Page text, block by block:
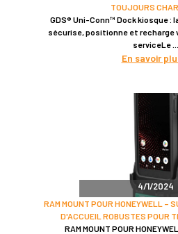
TOUJOURS
GDS® Uni-Conn™ Dock kiosque
sécurise, positionne et
serviceLe
En savoir
4/1/2024
RAM MOUNT POUR HONEYWELL –
D'ACCUEIL ROBUSTES POUR
RAM MOUNT POUR